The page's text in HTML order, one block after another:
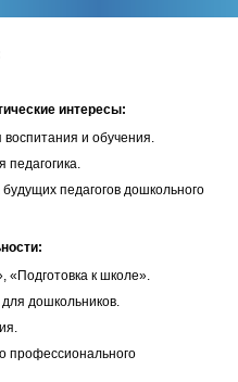
интересы:
воспитания и обучения.
педагогика.
будущих педагогов дошкольного
«Подготовка к школе».
для дошкольников.
профессионального